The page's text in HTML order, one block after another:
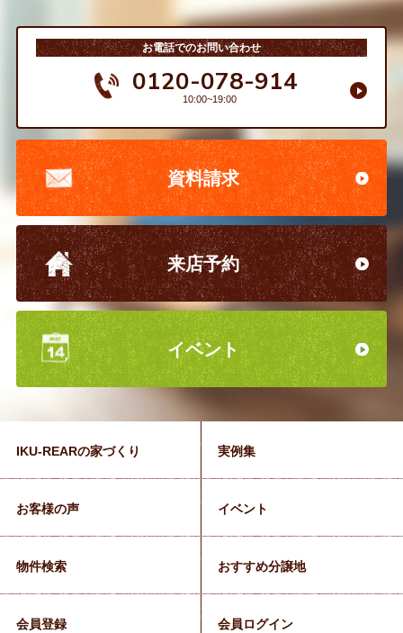
お電話でのお問い合わせ
0120-078-914
10:00~19:00
資料請求
来店予約
イベント
IKU-REARの家づくり 実例集
お客様の声 イベント
物件検索 おすすめ分譲地
会員登録 会員ログイン